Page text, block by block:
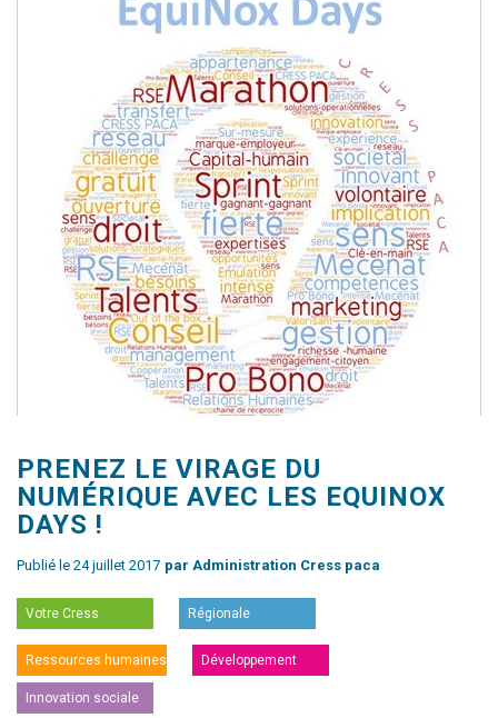
PRENEZ LE VIRAGE DU
NUMÉRIQUE AVEC LES EQUINOX
DAYS !
Publié le 24 juillet 2017 par Administration Cress paca
Votre Cress Régionale
Ressources humaines Développement
Innovation sociale